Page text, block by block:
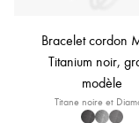
Bracelet cordon
Titanium noir,
modèle
Titane noire et